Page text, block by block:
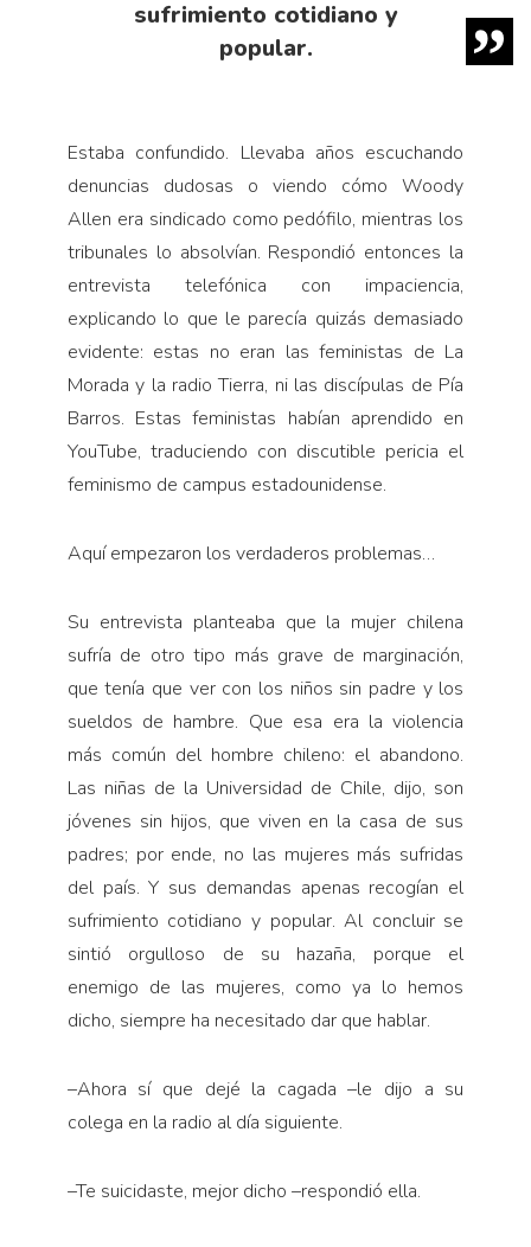
sufrimiento cotidiano y
popular.
Estaba confundido. Llevaba años escuchando
denuncias dudosas o viendo cómo Woody
Allen era sindicado como pedófilo, mientras los
tribunales lo absolvían. Respondió entonces la
entrevista telefónica con impaciencia,
explicando lo que le parecía quizás demasiado
evidente: estas no eran las feministas de La
Morada y la radio Tierra, ni las discípulas de Pía
Barros. Estas feministas habían aprendido en
YouTube, traduciendo con discutible pericia el
feminismo de campus estadounidense.
Aquí empezaron los verdaderos problemas…
Su entrevista planteaba que la mujer chilena
sufría de otro tipo más grave de marginación,
que tenía que ver con los niños sin padre y los
sueldos de hambre. Que esa era la violencia
más común del hombre chileno: el abandono.
Las niñas de la Universidad de Chile, dijo, son
jóvenes sin hijos, que viven en la casa de sus
padres; por ende, no las mujeres más sufridas
del país. Y sus demandas apenas recogían el
sufrimiento cotidiano y popular. Al concluir se
sintió orgulloso de su hazaña, porque el
enemigo de las mujeres, como ya lo hemos
dicho, siempre ha necesitado dar que hablar.
–Ahora sí que dejé la cagada –le dijo a su
colega en la radio al día siguiente.
–Te suicidaste, mejor dicho –respondió ella.